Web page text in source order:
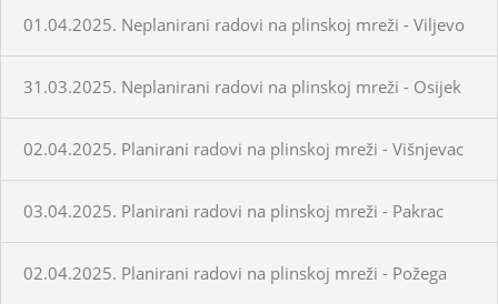
01.04.2025. Neplanirani radovi na plinskoj mreži - Viljevo
31.03.2025. Neplanirani radovi na plinskoj mreži - Osijek
02.04.2025. Planirani radovi na plinskoj mreži - Višnjevac
03.04.2025. Planirani radovi na plinskoj mreži - Pakrac
02.04.2025. Planirani radovi na plinskoj mreži - Požega